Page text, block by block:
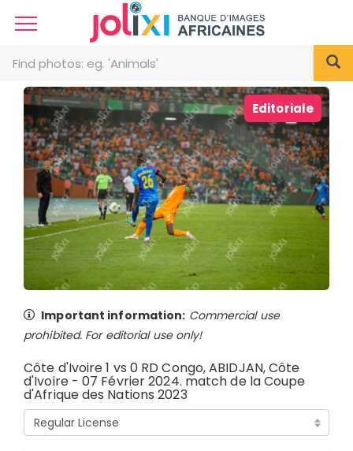
Editoriale
Important information: Commercial use
prohibited. For editorial use only!
Côte d'Ivoire 1 vs 0 RD Congo, ABIDJAN, Côte
d'Ivoire - 07 Février 2024. match de la Coupe
d'Afrique des Nations 2023